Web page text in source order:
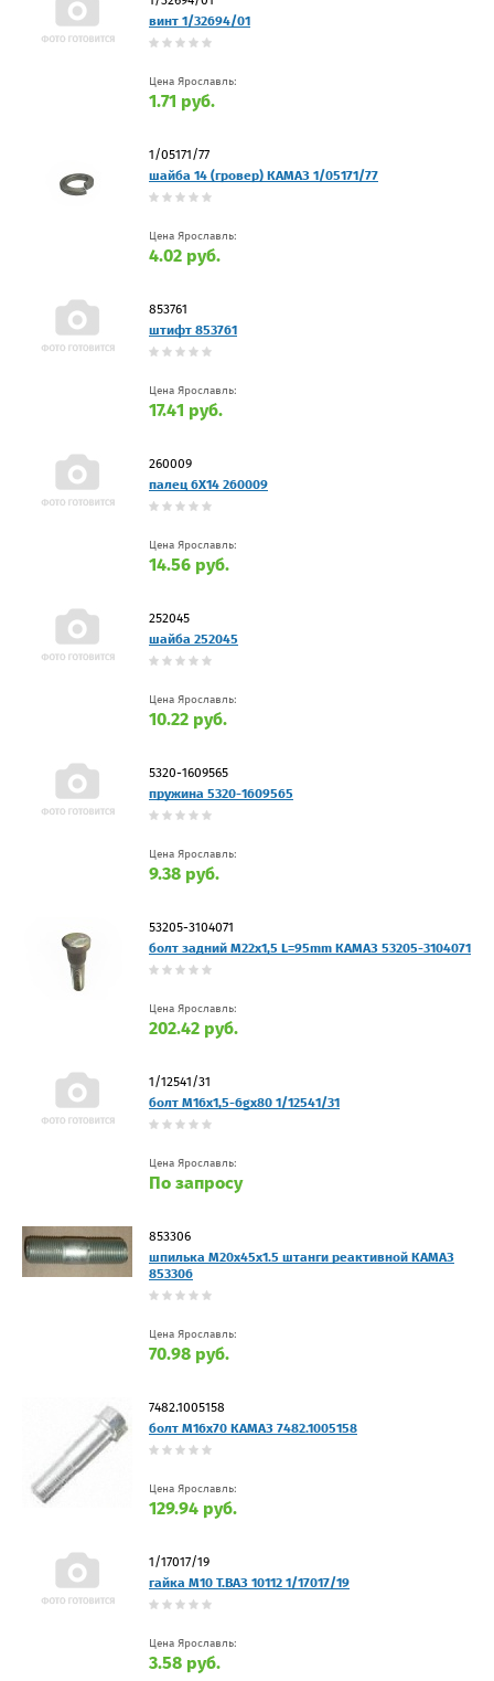
винт 1/32694/01
Цена Ярославль:
1.71 руб.
1/05171/77
шайба 14 (гровер) КАМАЗ 1/05171/77
Цена Ярославль:
4.02 руб.
853761
штифт 853761
Цена Ярославль:
17.41 руб.
260009
палец 6Х14 260009
Цена Ярославль:
14.56 руб.
252045
шайба 252045
Цена Ярославль:
10.22 руб.
5320-1609565
пружина 5320-1609565
Цена Ярославль:
9.38 руб.
53205-3104071
болт задний М22х1,5 L=95mm КАМАЗ 53205-3104071
Цена Ярославль:
202.42 руб.
1/12541/31
болт М16х1,5-6gх80 1/12541/31
Цена Ярославль:
По запросу
853306
шпилька М20х45х1.5 штанги реактивной КАМАЗ
853306
Цена Ярославль:
70.98 руб.
7482.1005158
болт М16х70 КАМАЗ 7482.1005158
Цена Ярославль:
129.94 руб.
1/17017/19
гайка М10 Т.ВАЗ 10112 1/17017/19
Цена Ярославль:
3.58 руб.